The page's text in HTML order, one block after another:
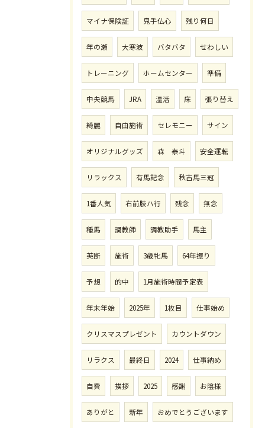
マイナ保険証 鬼手仏心 残り何日
年の瀬 大寒波 バタバタ せわしい
トレーニング ホームセンター 準備
中央競馬 JRA 温活 床 張り替え
綺麗 自由施術 セレモニー サイン
オリジナルグッズ 森 泰斗 安全運転
リラックス 有馬記念 秋古馬三冠
1番人気 右前肢ハ行 残念 無念
種馬 調教師 調教助手 馬主
英断 施術 3歳牝馬 64年振り
予想 的中 1月施術時間予定表
年末年始 2025年 1枚目 仕事始め
クリスマスプレゼント カウントダウン
リラクス 最終日 2024 仕事納め
自費 挨拶 2025 感謝 お陰様
ありがと 新年 おめでとうございます